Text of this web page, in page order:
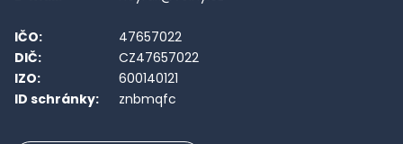
IČO:
47657022
DIČ:
CZ47657022
IZO:
600140121
ID schránky:
znbmqfc